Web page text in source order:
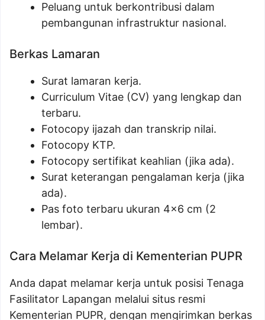
Peluang untuk berkontribusi dalam
pembangunan infrastruktur nasional.
Berkas Lamaran
Surat lamaran kerja.
Curriculum Vitae (CV) yang lengkap dan
terbaru.
Fotocopy ijazah dan transkrip nilai.
Fotocopy KTP.
Fotocopy sertifikat keahlian (jika ada).
Surat keterangan pengalaman kerja (jika
ada).
Pas foto terbaru ukuran 4×6 cm (2
lembar).
Cara Melamar Kerja di Kementerian PUPR
Anda dapat melamar kerja untuk posisi Tenaga
Fasilitator Lapangan melalui situs resmi
Kementerian PUPR, dengan mengirimkan berkas